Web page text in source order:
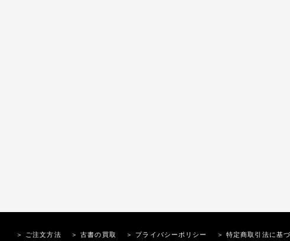
＞ ご注文方法 ＞ 古書の買取 ＞ プライバシーポリシー ＞ 特定商取引法に基